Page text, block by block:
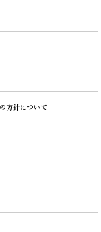
方針について